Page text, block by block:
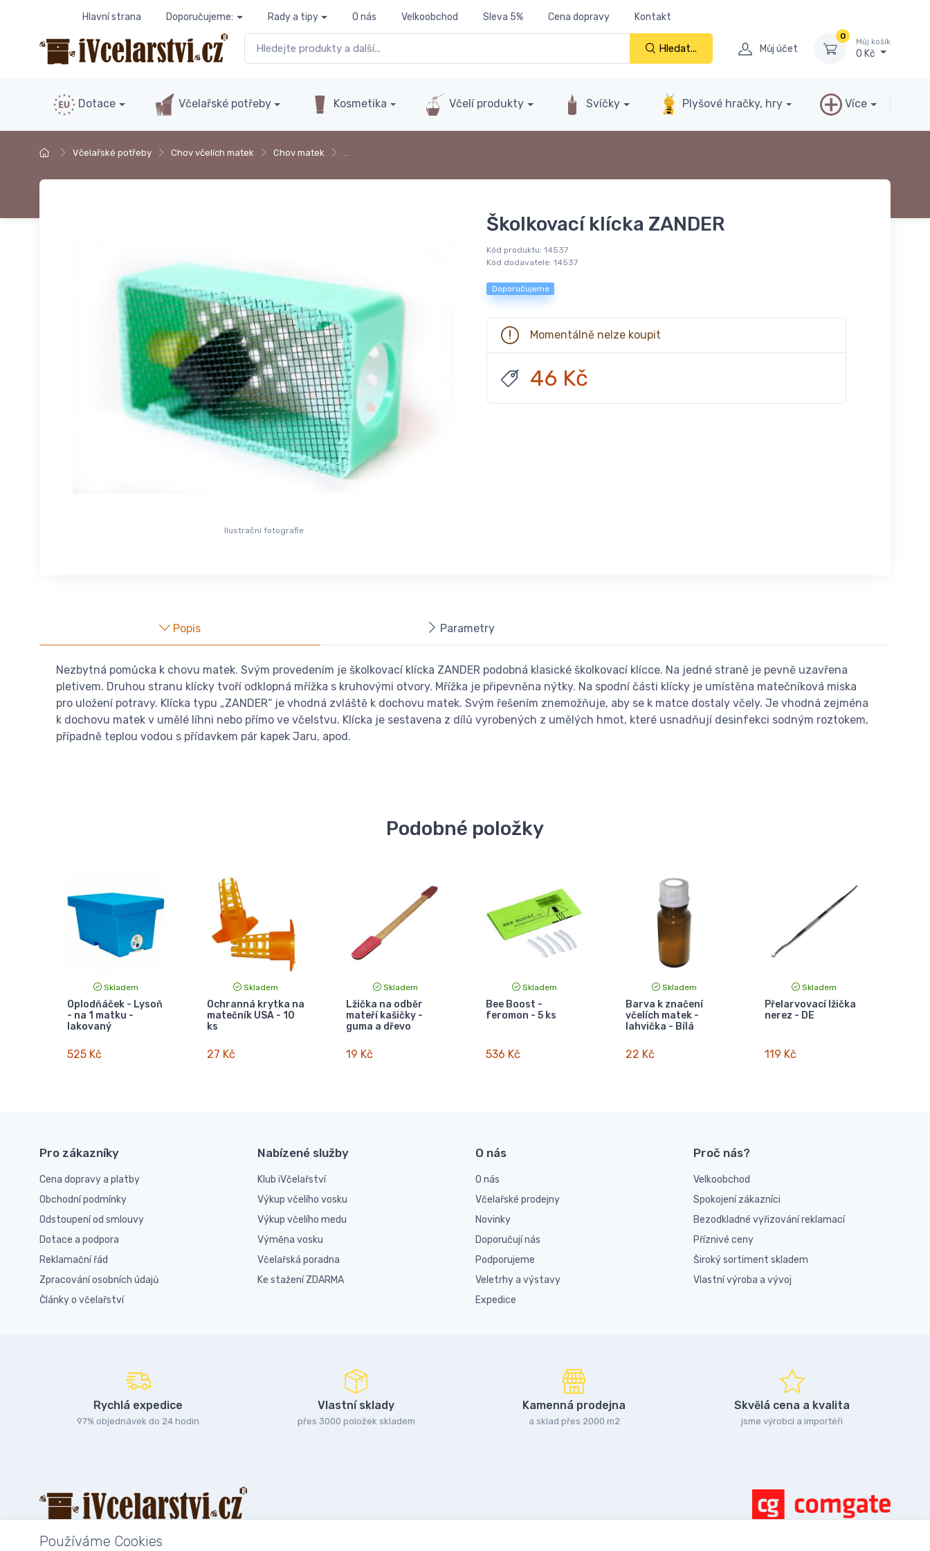
Hlavní strana Doporučujeme: Rady a tipy O nás Velkoobchod Sleva 5% Cena dopravy Kontakt
Hledat... Můj účet
0
Můj košík
0 Kč
Dotace Včelařské potřeby Kosmetika Včelí produkty Svíčky Plyšové hračky, hry Více
Včelařské potřeby Chov včelích matek Chov matek …
Ilustrační fotografie
Školkovací klícka ZANDER
Kód produktu: 14537
Kód dodavatele: 14537
Doporučujeme
Momentálně nelze koupit
46 Kč
Popis Parametry
Nezbytná pomůcka k chovu matek. Svým provedením je školkovací klícka ZANDER podobná klasické školkovací klícce. Na jedné straně je pevně uzavřena
pletivem. Druhou stranu klícky tvoří odklopná mřížka s kruhovými otvory. Mřížka je připevněna nýtky. Na spodní části klícky je umístěna matečníková miska
pro uložení potravy. Klícka typu „ZANDER“ je vhodná zvláště k dochovu matek. Svým řešením znemožňuje, aby se k matce dostaly včely. Je vhodná zejména
k dochovu matek v umělé líhni nebo přímo ve včelstvu. Klícka je sestavena z dílů vyrobených z umělých hmot, které usnadňují desinfekci sodným roztokem,
případně teplou vodou s přídavkem pár kapek Jaru, apod.
Podobné položky
Skladem
Oplodňáček - Lysoň
- na 1 matku -
lakovaný
525 Kč
Skladem
Ochranná krytka na
matečník USA - 10
ks
27 Kč
Skladem
Lžička na odběr
mateří kašičky -
guma a dřevo
19 Kč
Skladem
Bee Boost -
feromon - 5 ks
536 Kč
Skladem
Barva k značení
včelích matek -
lahvička - Bílá
22 Kč
Skladem
Přelarvovací lžička
nerez - DE
119 Kč
Pro zákazníky
Cena dopravy a platby
Obchodní podmínky
Odstoupení od smlouvy
Dotace a podpora
Reklamační řád
Zpracování osobních údajů
Články o včelařství
Nabízené služby
Klub iVčelařství
Výkup včelího vosku
Výkup včelího medu
Výměna vosku
Včelařská poradna
Ke stažení ZDARMA
O nás
O nás
Včelařské prodejny
Novinky
Doporučují nás
Podporujeme
Veletrhy a výstavy
Expedice
Proč nás?
Velkoobchod
Spokojení zákazníci
Bezodkladné vyřizování reklamací
Příznivé ceny
Široký sortiment skladem
Vlastní výroba a vývoj
Rychlá expedice
97% objednávek do 24 hodin
Vlastní sklady
přes 3000 položek skladem
Kamenná prodejna
a sklad přes 2000 m2
Skvělá cena a kvalita
jsme výrobci a importéři
Používáme Cookies